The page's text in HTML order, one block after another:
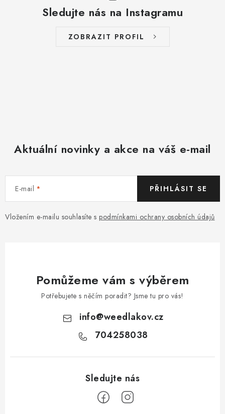
Sledujte nás na Instagramu
ZOBRAZIT PROFIL
Aktuální novinky a akce na váš e-mail
E-mail
Vložením e-mailu souhlasíte s podmínkami ochrany osobních údajů
PŘIHLÁSIT SE
Pomůžeme vám s výběrem
Potřebujete s něčím poradit? Jsme tu pro vás!
info@weedlakov.cz
704258038